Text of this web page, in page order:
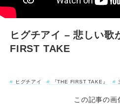
ヒグチアイ – 悲しい歌
FIRST TAKE
ヒグチアイ 『THE FIRST TAKE』
この記事の画